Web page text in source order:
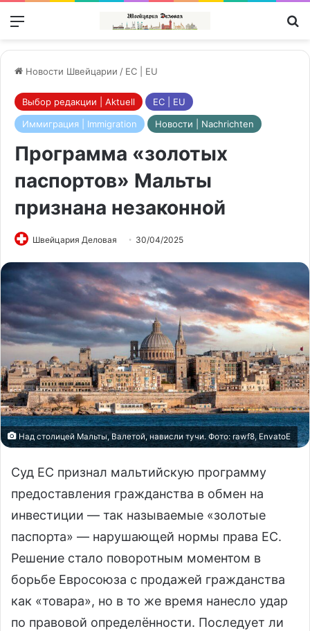
Меню
Новости Швейцарии / ЕС | EU
Выбор редакции | Aktuell
ЕС | EU
Иммиграция | Immigration
Новости | Nachrichten
Программа «золотых
паспортов» Мальты
признана незаконной
Швейцария Деловая 30/04/2025
Над столицей Мальты, Валетой, нависли тучи. Фото: rawf8, EnvatoE
Суд ЕС признал мальтийскую программу
предоставления гражданства в обмен на
инвестиции — так называемые «золотые
паспорта» — нарушающей нормы права ЕС.
Решение стало поворотным моментом в
борьбе Евросоюза с продажей гражданства
как «товара», но в то же время нанесло удар
по правовой определённости. Последует ли